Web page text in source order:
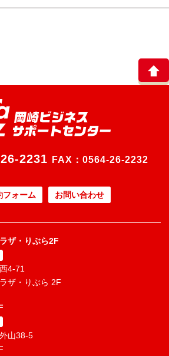
2231 FAX：0564-26-2232
フォーム お問い合わせ
ザ・りぶら2F
4-71
ザ・りぶら 2F
山38-5